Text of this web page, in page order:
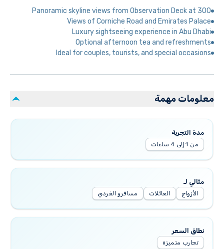
Panoramic skyline views from Observation Deck at 300
Views of Corniche Road and Emirates Palace
Luxury sightseeing experience in Abu Dhabi
Optional afternoon tea and refreshments
Ideal for couples, tourists, and special occasions
معلومات مهمة
مدة التجربة
من 1 إلى 4 ساعات
مثالي لـ
الأزواج العائلات مسافرو الفردي
نطاق السعر
تجارب متميزة